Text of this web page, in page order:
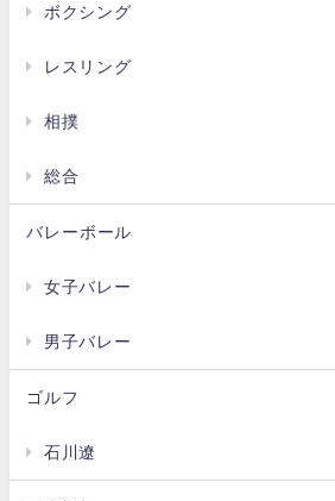
ボクシング
レスリング
相撲
総合
バレーボール
女子バレー
男子バレー
ゴルフ
石川遼